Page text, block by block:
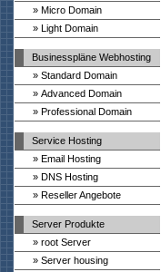
» Micro Domain
» Light Domain
Businesspläne Webhosting
» Standard Domain
» Advanced Domain
» Professional Domain
Service Hosting
» Email Hosting
» DNS Hosting
» Reseller Angebote
Server Produkte
» root Server
» Server housing